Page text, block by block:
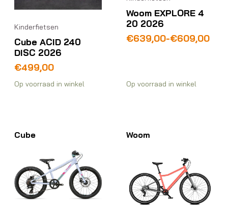
Kinderfietsen
Cube ACID 240
DISC 2026
€499,00
Op voorraad in winkel
Woom EXPLORE 4
20 2026
€609,00
-
€639,00
Prijsklasse:
Op voorraad in winkel
Cube Woom